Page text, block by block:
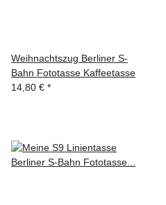
Weihnachtszug Berliner S-
Bahn Fototasse Kaffeetasse
14,80 € *